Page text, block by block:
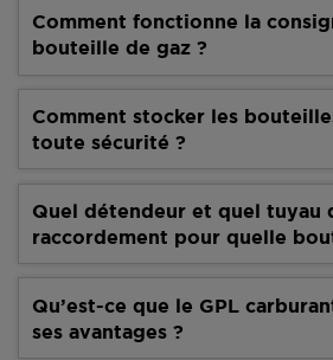
Comment fonctionne la
bouteille de gaz ?
Comment stocker les
toute sécurité ?
Quel détendeur et quel tuyau
raccordement pour quelle
Qu’est-ce que le GPL
ses avantages ?